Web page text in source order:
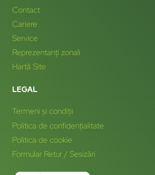
Contact
Cariere
Service
Reprezentanți zonali
Hartă Site
LEGAL
Termeni și condiții
Politica de confidențialitate
Politica de cookie
Formular Retur / Sesizări